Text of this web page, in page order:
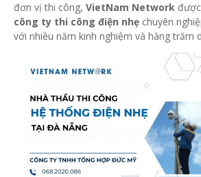
đơn vị thi công, VietNam Network
công ty thi công điện nhẹ chuyên
với nhiều năm kinh nghiệm và hàng trăm